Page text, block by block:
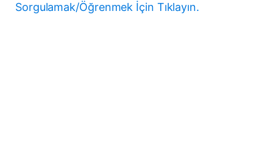
Sorgulamak/Öğrenmek İçin Tıklayın.